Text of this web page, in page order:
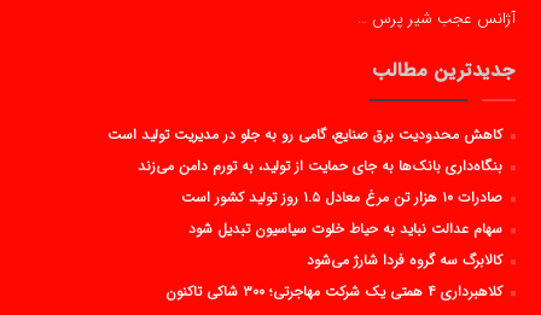
آژانس عجب شیر پرس …
جدیدترین مطالب
کاهش محدودیت برق صنایع، گامی رو به جلو در مدیریت تولید است
بنگاه‌داری بانک‌ها به جای حمایت از تولید، به تورم دامن می‌زند
صادرات ۱۰ هزار تن مرغ معادل ۱.۵ روز تولید کشور است
سهام عدالت نباید به حیاط خلوت سیاسیون تبدیل شود
کالابرگ سه گروه فردا شارژ می‌شود
کلاهبرداری ۴ همتی یک شرکت مهاجرتی؛ ۳۰۰ شاکی تاکنون